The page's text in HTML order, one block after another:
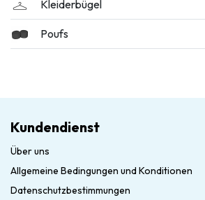
Kleiderbügel
Poufs
Kundendienst
Über uns
Allgemeine Bedingungen und Konditionen
Datenschutzbestimmungen